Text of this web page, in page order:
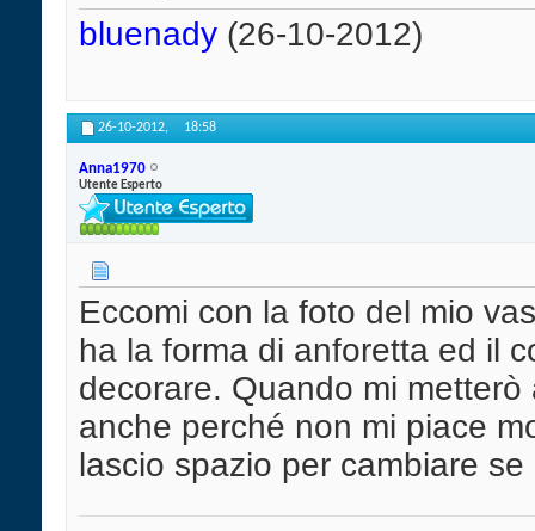
bluenady (26-10-2012)
26-10-2012, 18:58
Anna1970
Utente Esperto
Eccomi con la foto del mio
ha la forma di anforetta ed il
decorare. Quando mi
anche perché non mi piace
lascio spazio per cambiare